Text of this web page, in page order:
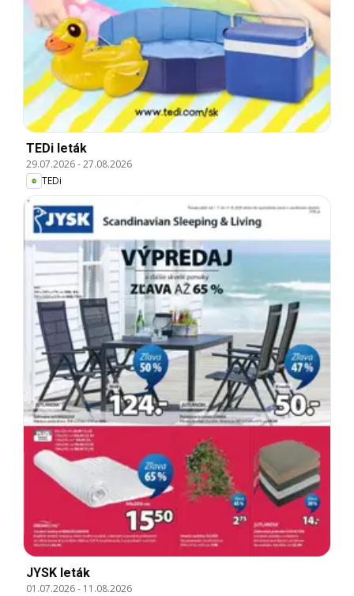
TEDi leták
29.07.2026-27.08.2026
TEDi
JYSK leták
01.07.2026- 11.08.2026